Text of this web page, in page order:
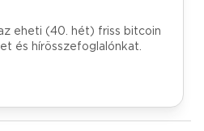
eheti (40. hét) friss bitcoin
és hírösszefoglalónkat.